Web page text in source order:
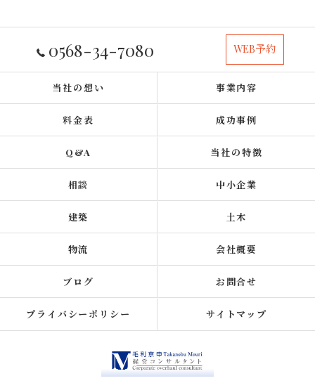
0568-34-7080 WEB予約
当社の想い 事業内容
料金表 成功事例
Q&A 当社の特徴
相談 中小企業
建築 土木
物流 会社概要
ブログ お問合せ
プライバシーポリシー サイトマップ